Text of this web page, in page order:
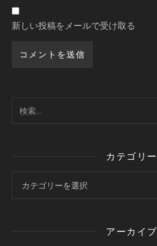
新しい投稿をメールで受け取る
カテゴリー
アーカイブ